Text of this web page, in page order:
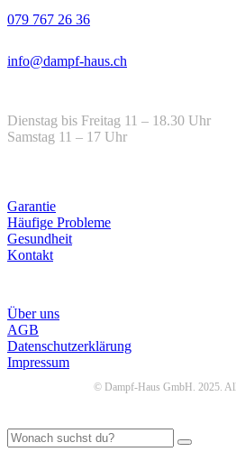
079 767 26 36
info@dampf-haus.ch
Dienstag bis Freitag 11 – 18.30 Uhr
Samstag 11 – 17 Uhr
Garantie
Häufige Probleme
Gesundheit
Kontakt
Über uns
AGB
Datenschutzerklärung
Impressum
© Dampf-Haus GmbH. 2025.